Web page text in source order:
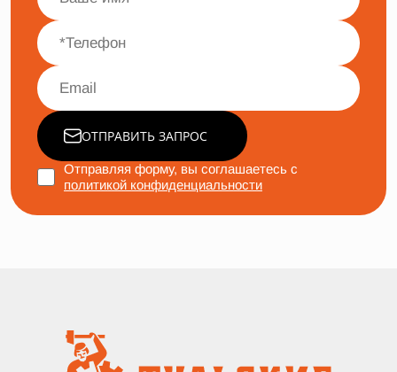
ОТПРАВИТЬ ЗАПРОС
Отправляя форму, вы соглашаетесь с
политикой конфиденциальности